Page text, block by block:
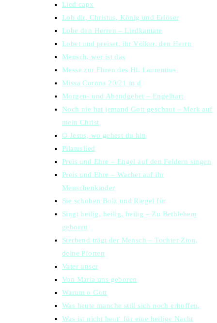
Lied capx
Lob dir, Christus, König und Erlöser
Lobe den Herren – Liedkantate
Lobet und preiset, ihr Völker, den Herrn
Mensch, wer ist das
Messe zur Ehren des Hl. Laurentius
Missa Corona 20/21 in d
Morgen- und Abendgebet – Engelhart
Noch nie hat jemand Gott geschaut – Merk auf
mein Christ
O Jesus, wo gehest du hin
Pilatuslied
Preis und Ehre – Engel auf den Feldern singen
Preis und Ehre – Wachet auf ihr
Menschenkinder
Sie schoben Bolz und Riegel für
Singt heilig, heilig, heilig – Zu Bethlehem
geboren
Sterbend trägt der Mensch – Tochter Zion,
deine Pforten
Vater unser
Von Maria uns geboren
Warum o Gott
Was heute manche still sich noch erhoffen,
Was ist nicht heut‘ für eine heilige Nacht